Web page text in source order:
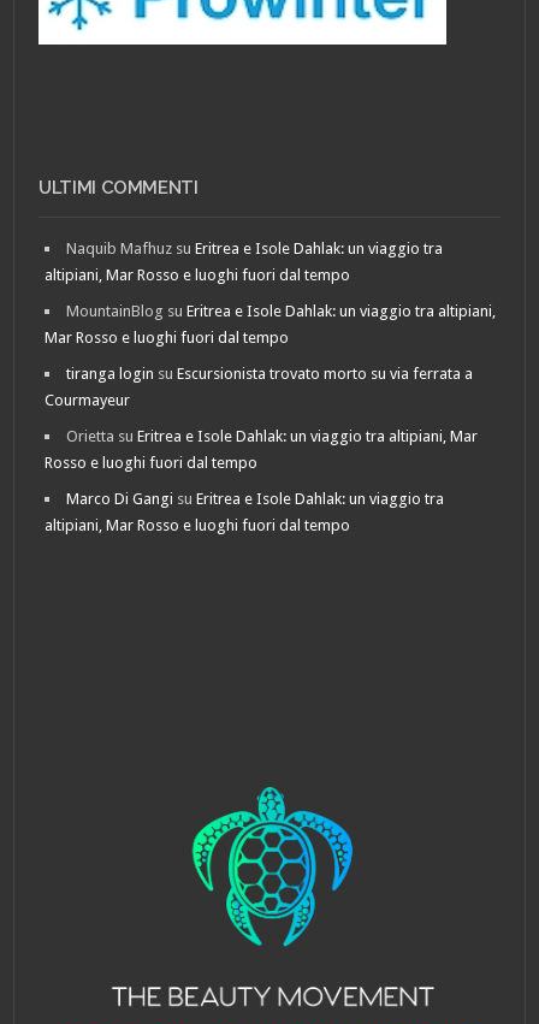
ULTIMI COMMENTI
Naquib Mafhuz suEritrea e Isole Dahlak: un viaggio tra
altipiani, Mar Rosso e luoghi fuori dal tempo
MountainBlog suEritrea e Isole Dahlak: un viaggio tra altipiani,
Mar Rosso e luoghi fuori dal tempo
tiranga login suEscursionista trovato morto su via ferrata a
Courmayeur
Orietta suEritrea e Isole Dahlak: un viaggio tra altipiani, Mar
Rosso e luoghi fuori dal tempo
Marco Di Gangi suEritrea e Isole Dahlak: un viaggio tra
altipiani, Mar Rosso e luoghi fuori dal tempo